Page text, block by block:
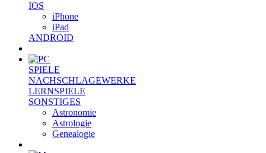
IOS
iPhone
iPad
ANDROID
SPIELE
NACHSCHLAGEWERKE
LERNSPIELE
SONSTIGES
Astronomie
Astrologie
Genealogie